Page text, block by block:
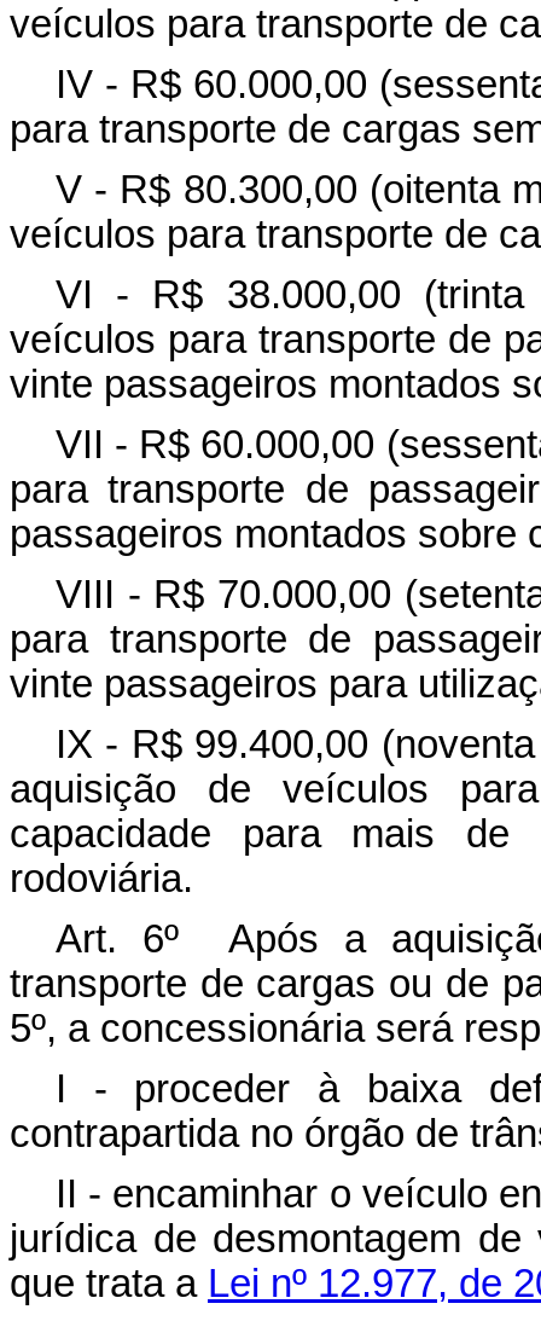
veículos para transporte de
IV - R$ 60.000,00
para transporte de cargas
V - R$ 80.300,00 (oitenta
veículos para transporte de
VI - R$ 38.000,00
veículos para transporte de
vinte passageiros montados
VII - R$ 60.000,00
para transporte de
passageiros montados sobre
VIII - R$ 70.000,00
para transporte de
vinte passageiros para
IX - R$ 99.400,00
aquisição de veículos
capacidade para mais de
rodoviária.
Art. 6º Após a
transporte de cargas ou de
5º, a concessionária será
I - proceder à baixa
contrapartida no órgão de
II - encaminhar o veículo
jurídica de desmontagem
que trata a Lei nº 12.977, de